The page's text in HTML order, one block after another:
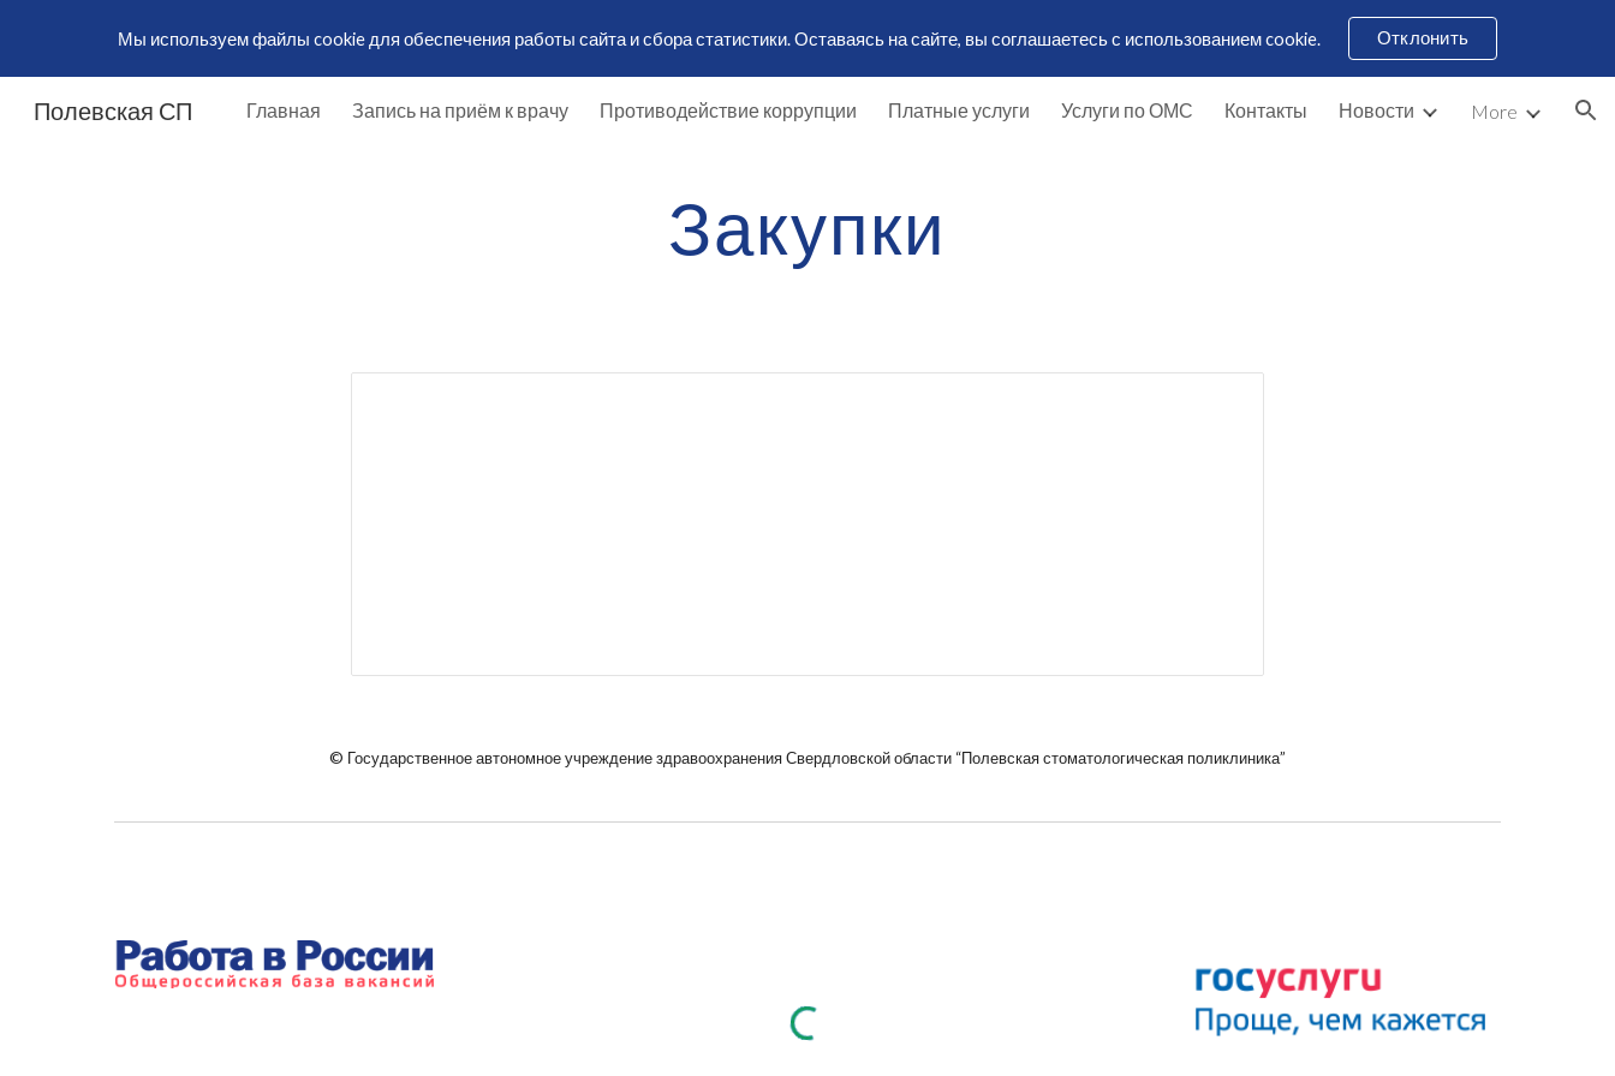
Skip to main content Skip to navigation
Мы используем файлы cookie для обеспечения работы сайта и сбора статистики. Оставаясь на сайте, вы соглашаетесь с использованием cookie. Отклонить
Полевская СП Главная Запись на приём к врачу Противодействие коррупции Платные услуги Услуги по ОМС Контакты Новости More
Закупки
© Государственное автономное учреждение здравоохранения Свердловской области “Полевская стоматологическая поликлиника”